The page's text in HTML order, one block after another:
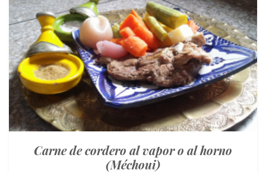
Carne de cordero al vapor o al horno
(Méchoui)